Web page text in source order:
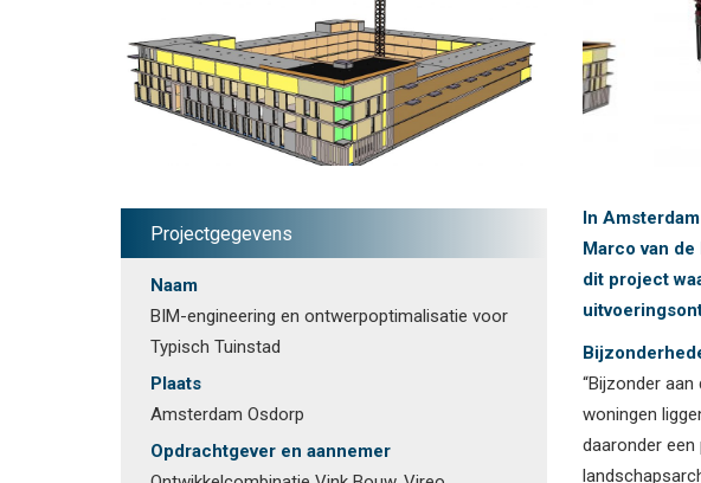
Projectgegevens
Naam
BIM-engineering en ontwerpoptimalisatie voor
Typisch Tuinstad
Plaats
Amsterdam Osdorp
Opdrachtgever en aannemer
In
Marco van
dit project
“Bijzonder
woningen
daaronder een